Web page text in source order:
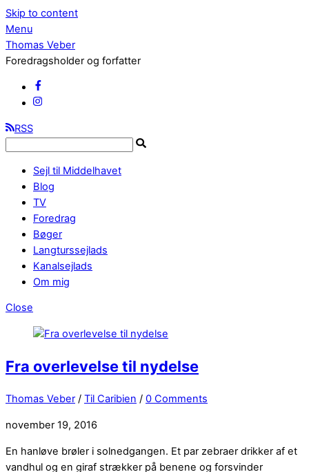
Skip to content
Menu
Thomas Veber
Foredragsholder og forfatter
RSS
Sejl til Middelhavet
Blog
TV
Foredrag
Bøger
Langturssejlads
Kanalsejlads
Om mig
Close
Fra overlevelse til nydelse
Thomas Veber / Til Caribien / 0 Comments
november 19, 2016
En hanløve brøler i solnedgangen. Et par zebraer drikker af et
vandhul og en giraf strækker på benene og forsvinder